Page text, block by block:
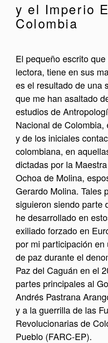
y el Imperio
Colombia
El pequeño escrito
lectora, tiene en sus
es el resultado de una
que me han asaltado
estudios de
Nacional de
y de los iniciales
colombiana, en
dictadas por la
Ochoa de Molina,
Gerardo Molina. Tales
siguieron siendo parte
he desarrollado en
exiliado forzado en
por mi participación
de paz durante el
Paz del Caguán en el
partes principales al
Andrés Pastrana
y a la guerrilla de las
Revolucionarias de
Pueblo (FARC-EP).